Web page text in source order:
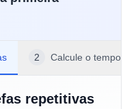
2 Calcule o tempo
repetitivas